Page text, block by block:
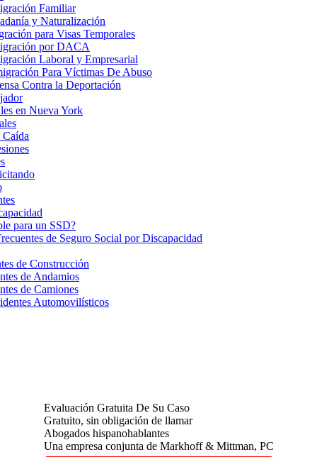
Familiar
y Naturalización
para Visas Temporales
por DACA
Laboral y Empresarial
Para Víctimas De Abuso
Contra la Deportación
en Nueva York
Caída
para un SSD?
de Seguro Social por Discapacidad
de Construcción
de Andamios
de Camiones
Automovilísticos
Evaluación Gratuita De Su Caso
Gratuito, sin obligación de llamar
Abogados hispanohablantes
Una empresa conjunta de Markhoff & Mittman, PC